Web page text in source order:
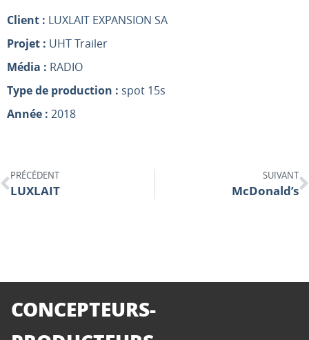
Client : LUXLAIT EXPANSION SA
Projet : UHT Trailer
Média : RADIO
Type de production : spot 15s
Année : 2018
PRÉCÉDENT
LUXLAIT
SUIVANT
McDonald’s
CONCEPTEURS-